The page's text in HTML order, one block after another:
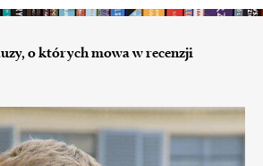
o których mowa w recenzji